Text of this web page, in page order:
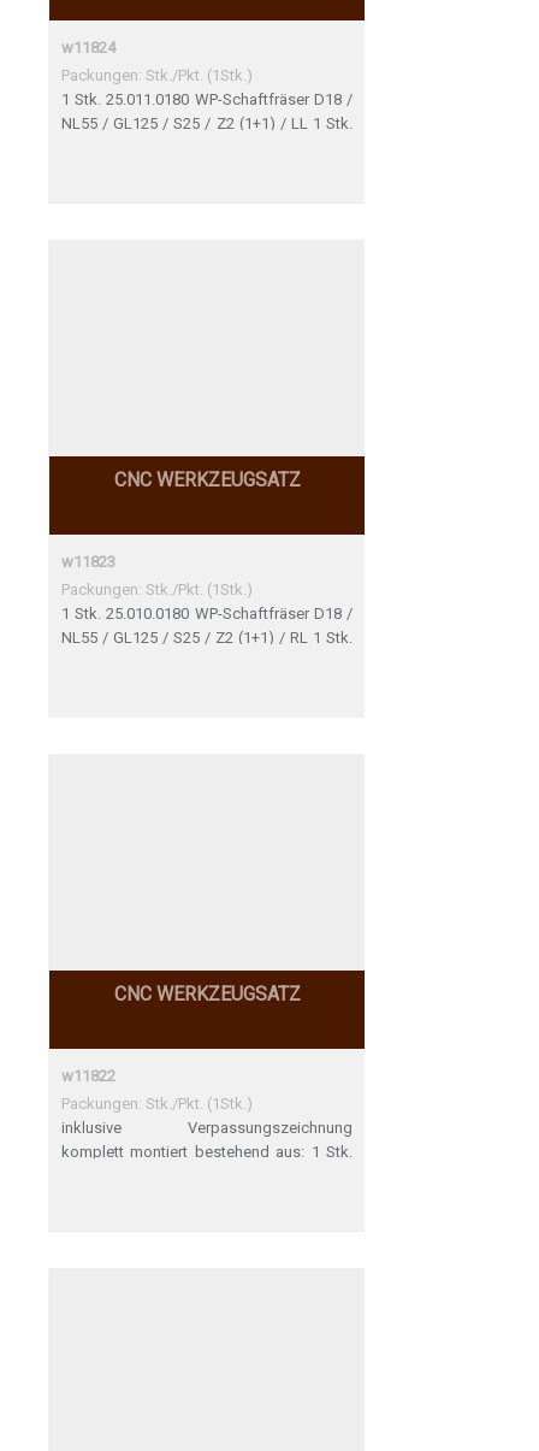
w11824
Packungen: Stk./Pkt. (1Stk.)
1 Stk. 25.011.0180 WP-Schaftfräser D18 /
NL55 / GL125 / S25 / Z2 (1+1) / LL 1 Stk.
CNC WERKZEUGSATZ
w11823
Packungen: Stk./Pkt. (1Stk.)
1 Stk. 25.010.0180 WP-Schaftfräser D18 /
NL55 / GL125 / S25 / Z2 (1+1) / RL 1 Stk.
CNC WERKZEUGSATZ
w11822
Packungen: Stk./Pkt. (1Stk.)
inklusive Verpassungszeichnung
komplett montiert bestehend aus: 1 Stk.